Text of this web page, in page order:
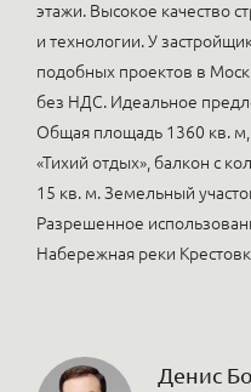
этажи. Высокое качество
и технологии. У
подобных проектов в
без НДС. Идеальное
Общая площадь 1360 кв. м,
«Тихий отдых», балкон с
15 кв. м. Земельный
Разрешенное
Набережная реки
Денис